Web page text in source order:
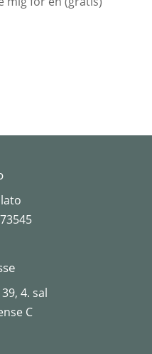
4. sal
C